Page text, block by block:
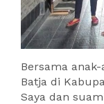
Bersama
Batja di
Saya dan